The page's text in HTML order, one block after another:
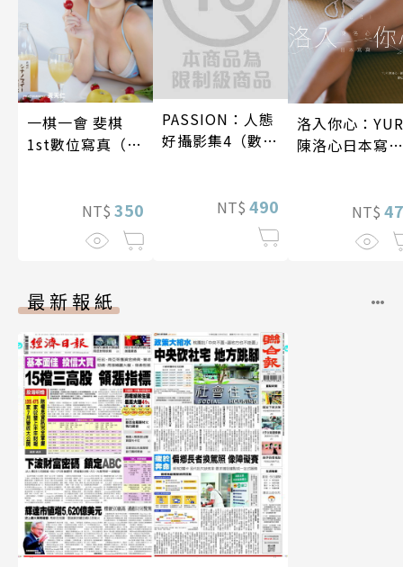
一棋一會 斐棋
1st數位寫真（含
NT$ 350
PASSION：人態
好攝影集4（數位
NT$ 490
洛入你心：
陳洛心日本寫真
NT$
最新報紙